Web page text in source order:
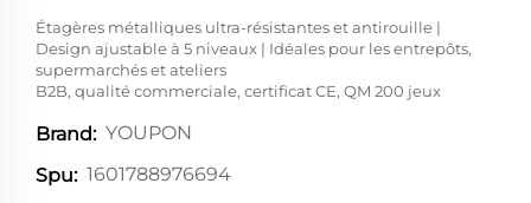
Étagères métalliques ultra-résistantes et antirouille |
Design ajustable à 5 niveaux | Idéales pour les entrepôts,
supermarchés et ateliers
B2B, qualité commerciale, certificat CE, QM 200 jeux
Brand: YOUPON
Spu: 1601788976694